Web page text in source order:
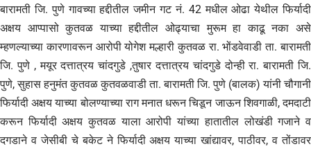
बारामती जि. पुणे गावच्या हद्दीतील जमीन गट नं. 42 मधील ओढा येथील फिर्यादी
अक्षय आप्पासो कुतवळ याच्या हद्दीतील ओढ्याचा मुरूम हा काढू नका असे
म्हणल्याच्या कारणावरून आरोपी योगेश मल्हारी कुतवळ रा. भोंडवेवाडी ता. बारामती
जि. पुणे , मयूर दत्तात्रय चांदगुडे ,तुषार दत्तात्रय चांदगुडे दोन्ही रा. बारामती जि.
पुणे, सुहास हनुमंत कुतवळ कुतवळवाडी ता. बारामती जि. पुणे (बालक) यांनी चौगानी
फिर्यादी अक्षय याच्या बोलण्याच्या राग मनात धरून चिडून जाऊन शिवगाळी, दमदाटी
करून फिर्यादी अक्षय कुतवळ याला आरोपी यांच्या हातातील लोखंडी गजाने व
दगडाने व जेसीबी चे बकेट ने फिर्यादी अक्षय याच्या खांद्यावर, पाठीवर, व तोंडावर